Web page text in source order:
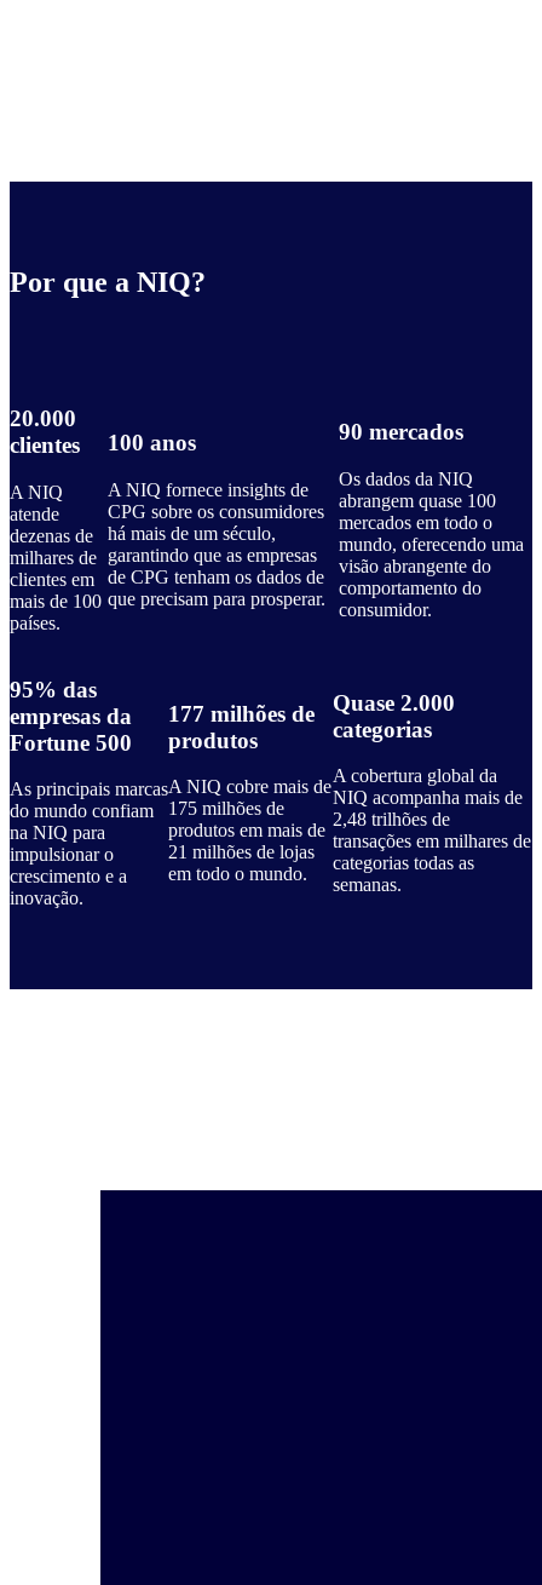
Por que a NIQ?
20.000
clientes
A NIQ
atende
dezenas de
milhares de
clientes em
mais de 100
países.
100 anos
A NIQ fornece insights de
CPG sobre os consumidores
há mais de um século,
garantindo que as empresas
de CPG tenham os dados de
que precisam para prosperar.
90 mercados
Os dados da NIQ
abrangem quase 100
mercados em todo o
mundo, oferecendo uma
visão abrangente do
comportamento do
consumidor.
95% das
empresas da
Fortune 500
As principais marcas
do mundo confiam
na NIQ para
impulsionar o
crescimento e a
inovação.
177 milhões de
produtos
A NIQ cobre mais de
175 milhões de
produtos em mais de
21 milhões de lojas
em todo o mundo.
Quase 2.000
categorias
A cobertura global da
NIQ acompanha mais de
2,48 trilhões de
transações em milhares de
categorias todas as
semanas.